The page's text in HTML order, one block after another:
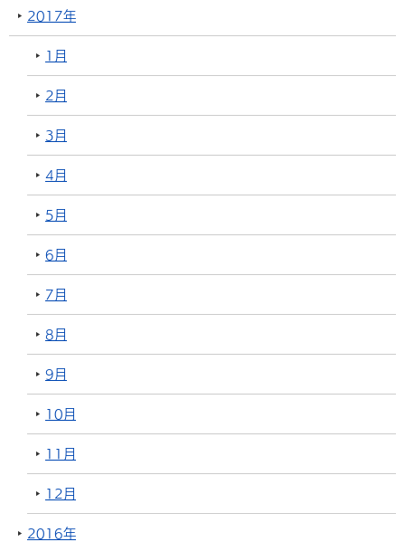
2017年
1月
2月
3月
4月
5月
6月
7月
8月
9月
10月
11月
12月
2016年